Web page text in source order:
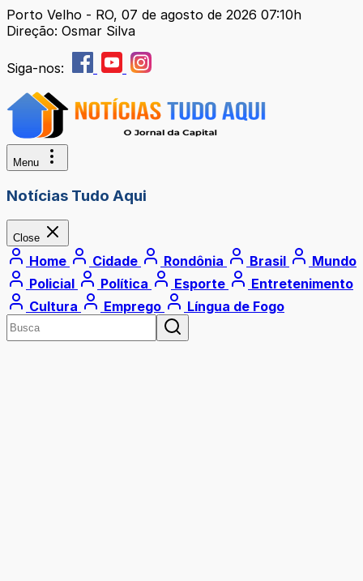
Porto Velho - RO, 07 de agosto de 2026 07:10h
Direção: Osmar Silva
Siga-nos:
Menu
Notícias Tudo Aqui
Close
Home Cidade Rondônia Brasil
Mundo
Policial
Política Esporte
Entretenimento
Cultura
Emprego Língua de Fogo